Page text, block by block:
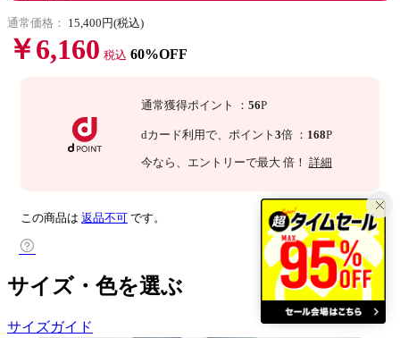
通常価格： 15,400円(税込)
￥6,160 税込 60%OFF
通常獲得ポイント ： 56P
dカード利用で、 ポイント 3倍 ： 168P
今なら 、エントリーで最大 倍！ 詳細
この商品は 返品不可 です。
サイズ・色を選ぶ
サイズガイド